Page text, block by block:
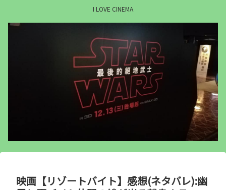
I LOVE CINEMA
映画【リゾートバイト】感想(ネタバレ):幽